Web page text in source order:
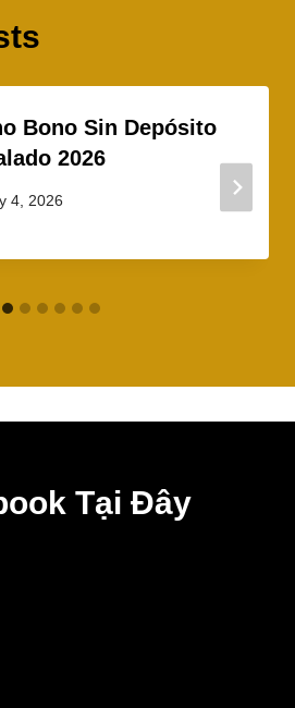
Bono Sin Depósito
2026
4, 2026
Tại Đây